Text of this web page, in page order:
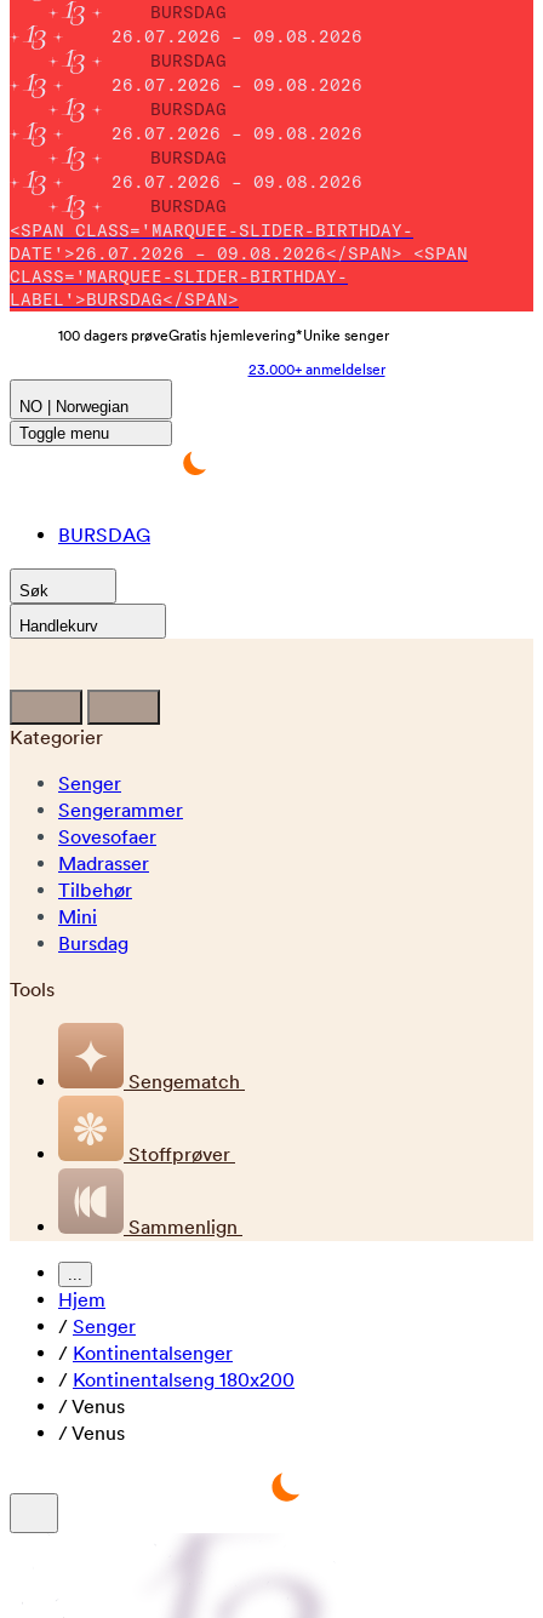
BURSDAG
26.07.2026 – 09.08.2026
BURSDAG
26.07.2026 – 09.08.2026
BURSDAG
26.07.2026 – 09.08.2026
BURSDAG
26.07.2026 – 09.08.2026
BURSDAG
<SPAN CLASS='MARQUEE-SLIDER-BIRTHDAY-
DATE'>26.07.2026 – 09.08.2026</SPAN> <SPAN
CLASS='MARQUEE-SLIDER-BIRTHDAY-
LABEL'>BURSDAG</SPAN>
100 dagers prøveGratis hjemlevering*Unike senger
23.000+ anmeldelser
NO | Norwegian
Toggle menu
BURSDAG
Søk
Handlekurv
Kategorier
Senger
Sengerammer
Sovesofaer
Madrasser
Tilbehør
Mini
Bursdag
Tools
Sengematch
Stoffprøver
Sammenlign
...
Hjem
/ Senger
/ Kontinentalsenger
/ Kontinentalseng 180x200
/Venus
/Venus